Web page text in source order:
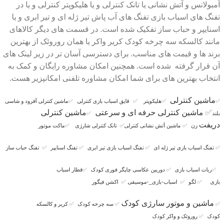
آمبولانس و آتش نشانی یا تانک کنترلی و یا هلیکوپتر کنترلی و یا در
تفنگ های اسباب بازی تفنگ های آب پاش تیر ژله ای و تیر ابری و یا
اسنایپر و حباب ساز تفکیک شده است. در قسمت های دیگر کالاهای
مانند کالسکه سه چرخه کودک کریر واکر یا همان روروئک از بهترین
برند ها و قیمت های مناسب. برای دسترسی آسان تر در زیر لینک های
آن قرار گرفته شده است. همچنین امکان مشاوره رایگان و کمک به
انتخاب بهترین های برای شما امکان مشاوره تلفنی امکانپزیر هست.
✅ماشین کنترلی ✅هلیکوپتر ✅ قایق اسباب بازی کنترلی ✅ماشین کنترلی آفرود و شاسی
بلند ✅ ماشین کنترلی حرفه ای و سرعتی ✅ماشین کنترلی
دریفت زن ✅ ماشین آتش نشانی کنترلی✅ تانک کنترلی شارژی ✅ماکت موتور
✅ تفنگ اسباب بازی تیر ژله ای ✅ تفنگ اسباب بازی تیر ابری ✅ تفنگ اسنایپر ✅ تفنگ حباب ساز
✅ربات اسباب بازی ✅ دوربین عکاسی چاپگر فوری کودک ✅قطار اسباب
بازی ✅ لگو ✅ اسباب-بازی_-موسیقی ✅ اکشن فیگور
✅ ماشین و موتور سارژی کودک ✅ سه چرخه کودک ✅کریر و کالسکه
کودک ✅ روروئک و واکر کودک